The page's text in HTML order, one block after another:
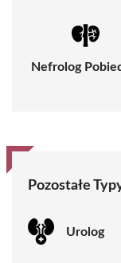
Nefrolog
Pozostałe
Urolog